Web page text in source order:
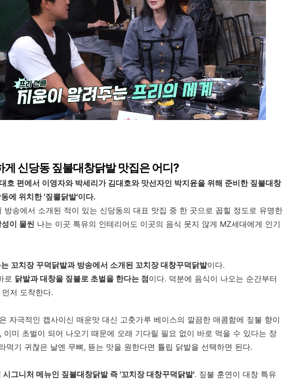
게 신당동 짚불대창닭발 맛집은 어디?
호 편에서 이영자와 박세리가 김대호와 맛선자인 박지윤을 위해 준비한 짚불대창
에 위치한 '짚뿔닭발'이다.
방송에서 소개된 적이 있는 신당동의 대표 맛집 중 한 곳으로 꼽힐 정도로 유명한
이 물씬 나는 이곳 특유의 인테리어도 이곳의 음식 못지 않게 MZ세대에게 인기
꼬치장 꾸덕닭발과 방송에서 소개된 꼬치장 대창꾸덕닭발이다.
로 닭발과 대창을 짚불로 초벌을 한다는 점이다. 덕분에 음식이 나오는 순간부터
저 도착한다.
자극적인 캡사이신 매운맛 대신 고춧가루 베이스의 깔끔한 매콤함에 짚불 향이
이미 초벌이 되어 나오기 때문에 오래 기다릴 필요 없이 바로 먹을 수 있다는 장
먹기 귀찮은 날엔 무뼈, 뜯는 맛을 원한다면 튤립 닭발을 선택하면 된다.
시그니처 메뉴인 짚불대창닭발 즉 '꼬치장 대창꾸덕닭발'. 짚불 훈연이 대창 특유